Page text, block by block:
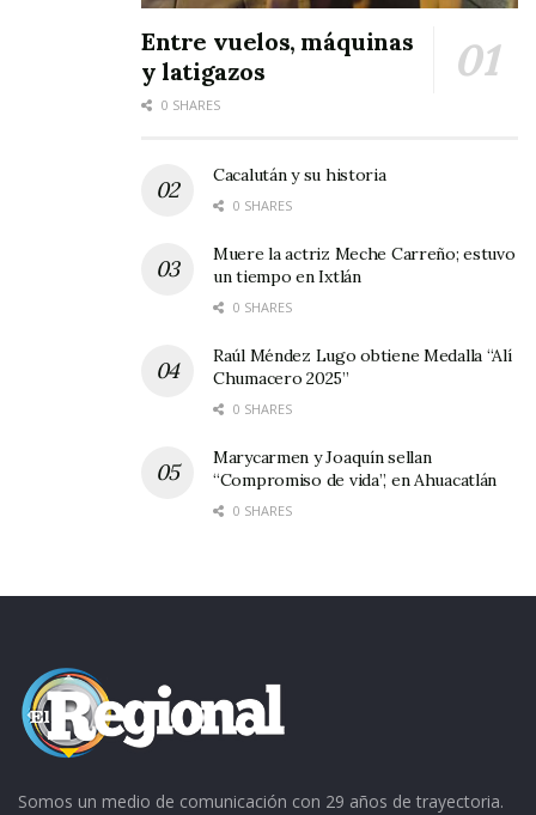
Entre vuelos, máquinas
y latigazos
0 SHARES
Cacalután y su historia
0 SHARES
Muere la actriz Meche Carreño; estuvo
un tiempo en Ixtlán
0 SHARES
Raúl Méndez Lugo obtiene Medalla “Alí
Chumacero 2025”
0 SHARES
Marycarmen y Joaquín sellan
“Compromiso de vida”, en Ahuacatlán
0 SHARES
Somos un medio de comunicación con 29 años de trayectoria.